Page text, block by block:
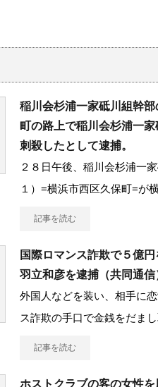
稲川会杉浦一家砥川組幹
町の路上で稲川会杉浦一
刺殺したとして逮捕。
２８日午後、稲川会杉浦一
１）=横浜市西区久保町=が
記事を読む
国際ロマンス詐欺で５億
羽立和彦を逮捕（共同通信
外国人などを装い、相手に
ス詐欺の手口で金銭をだま
記事を読む
ホストクラブの客の女性